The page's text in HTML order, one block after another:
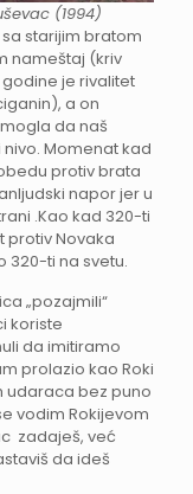
(1994)
starijim bratom
nameštaj (kriv
je rivalitet
a on
da naš
Momenat kad
protiv brata
napor jer u
.Kao kad 320-ti
protiv Novaka
320-ti na svetu.
„pozajmili“
koriste
da imitiramo
prolazio kao Roki
udaraca bez puno
vodim Rokijevom
zadaješ, već
da ideš